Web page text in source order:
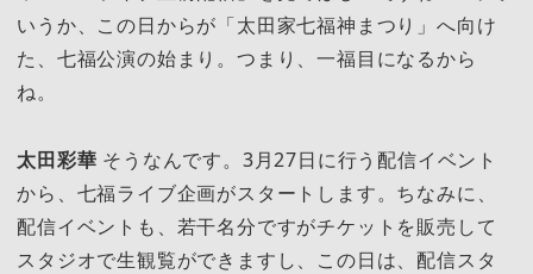
いうか、この日からが「太田家七福神まつり」へ向け
た、七福公演の始まり。つまり、一福目になるから
ね。
太田彩華 そうなんです。3月27日に行う配信イベント
から、七福ライブ企画がスタートします。ちなみに、
配信イベントも、若干名分ですがチケットを販売して
スタジオで生観覧ができますし、この日は、配信スタ